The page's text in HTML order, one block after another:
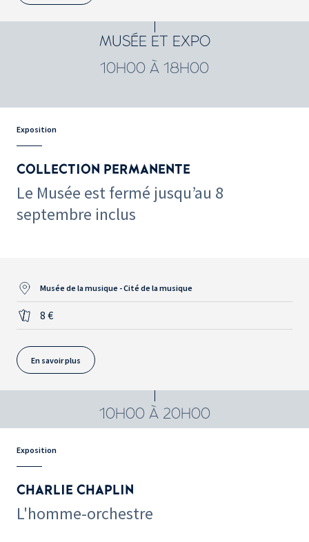
MUSÉE ET EXPO
10H00 À 18H00
Exposition
COLLECTION PERMANENTE
Le Musée est fermé jusqu’au 8
septembre inclus
Musée de la musique - Cité de la musique
8 €
En savoir plus
10H00 À 20H00
Exposition
CHARLIE CHAPLIN
L'homme-orchestre